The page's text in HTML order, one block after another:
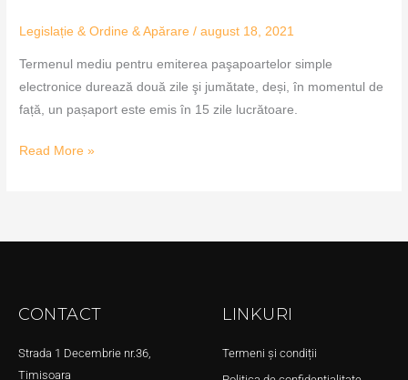
Legislație & Ordine & Apărare /august 18, 2021
Termenul mediu pentru emiterea paşapoartelor simple
electronice durează două zile şi jumătate, deși, în momentul de
față, un pașaport este emis în 15 zile lucrătoare.
Read More »
CONTACT
Strada 1 Decembrie nr.36,
Timișoara
LINKURI
Termeni și condiții